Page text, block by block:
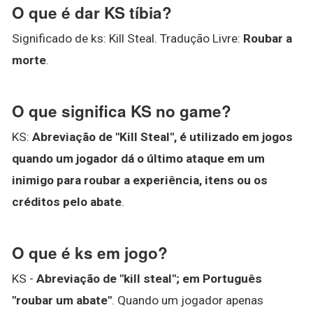
O que é dar KS tíbia?
Significado de ks: Kill Steal. Tradução Livre: Roubar a
morte.
O que significa KS no game?
KS: Abreviação de "Kill Steal", é utilizado em jogos
quando um jogador dá o último ataque em um
inimigo para roubar a experiência, itens ou os
créditos pelo abate.
O que é ks em jogo?
KS - Abreviação de "kill steal"; em Português
"roubar um abate". Quando um jogador apenas